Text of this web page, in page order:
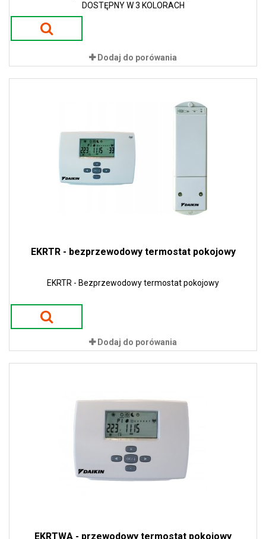
DOSTĘPNY W 3 KOLORACH
Dodaj do porówania
EKRTR - bezprzewodowy termostat pokojowy
EKRTR - Bezprzewodowy termostat pokojowy
Dodaj do porówania
EKRTWA - przewodowy termostat pokojowy